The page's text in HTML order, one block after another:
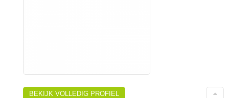
BEKIJK VOLLEDIG PROFIEL